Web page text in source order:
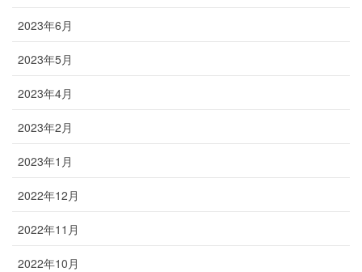
2023年6月
2023年5月
2023年4月
2023年2月
2023年1月
2022年12月
2022年11月
2022年10月